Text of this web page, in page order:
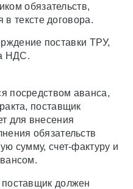
обязательств,
тексте договора.
поставки ТРУ,
НДС.
посредством аванса,
поставщик
для внесения
обязательств
сумму, счет-фактуру и
должен